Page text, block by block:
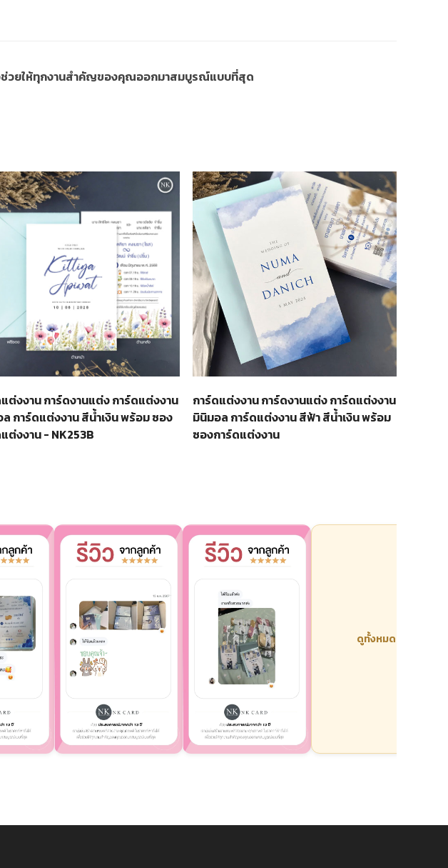
อช่วยให้ทุกงานสำคัญของคุณออกมาสมบูรณ์แบบที่สุด
ต่งงาน การ์ดงานแต่ง การ์ดแต่งงาน
การ์ดแต่งงาน สีน้ำเงิน พร้อม ซอง
ต่งงาน - NK253B
การ์ดแต่งงาน การ์ดงานแต่ง การ์ดแต่งงาน
มินิมอล การ์ดแต่งงาน สีฟ้า สีน้ำเงิน พร้อม
ซองการ์ดแต่งงาน
ดูทั้งหมด